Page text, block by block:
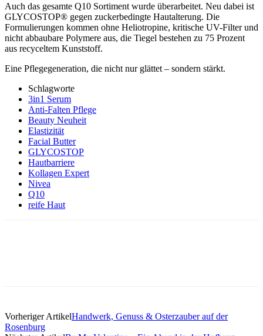
Auch das gesamte Q10 Sortiment wurde überarbeitet. Neu dabei ist
GLYCOSTOP® gegen zuckerbedingte Hautalterung. Die
Formulierungen kommen ohne Heliotropine, kritische UV-Filter und
nicht abbaubare Polymere aus, die Tiegel bestehen zu 75 Prozent
aus recyceltem Kunststoff.
Eine Pflegegeneration, die nicht nur glättet – sondern stärkt.
Schlagworte
3in1 Serum
Anti-Falten Pflege
Beauty Neuheit
Elastizität
Facial Butter
GLYCOSTOP
Hautbarriere
Kollagen Expert
Nivea
Q10
reife Haut
Vorheriger ArtikelHandwerk, Genuss & Osterzauber auf der
Rosenburg